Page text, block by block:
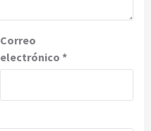
Correo
electrónico *